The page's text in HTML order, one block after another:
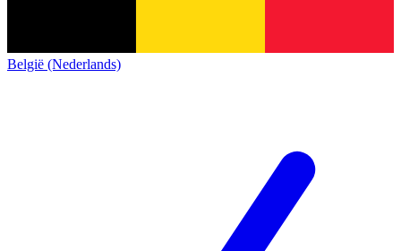
België (Nederlands)